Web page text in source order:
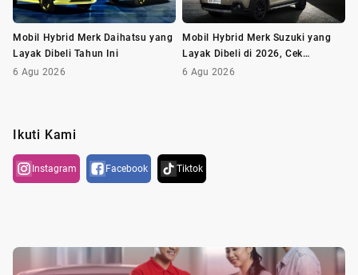
Mobil Hybrid Merk Daihatsu yang
Layak Dibeli Tahun Ini
6 Agu 2026
Mobil Hybrid Merk Suzuki yang
Layak Dibeli di 2026, Cek
Daftarnya!
6 Agu 2026
Ikuti Kami
Instagram Facebook Tiktok